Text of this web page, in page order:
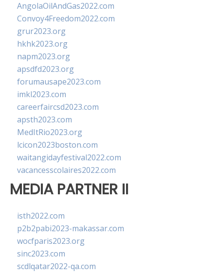
AngolaOilAndGas2022.com
Convoy4Freedom2022.com
grur2023.org
hkhk2023.org
napm2023.org
apsdfd2023.org
forumausape2023.com
imkl2023.com
careerfaircsd2023.com
apsth2023.com
MedItRio2023.org
lcicon2023boston.com
waitangidayfestival2022.com
vacancesscolaires2022.com
MEDIA PARTNER II
isth2022.com
p2b2pabi2023-makassar.com
wocfparis2023.org
sinc2023.com
scdlqatar2022-qa.com